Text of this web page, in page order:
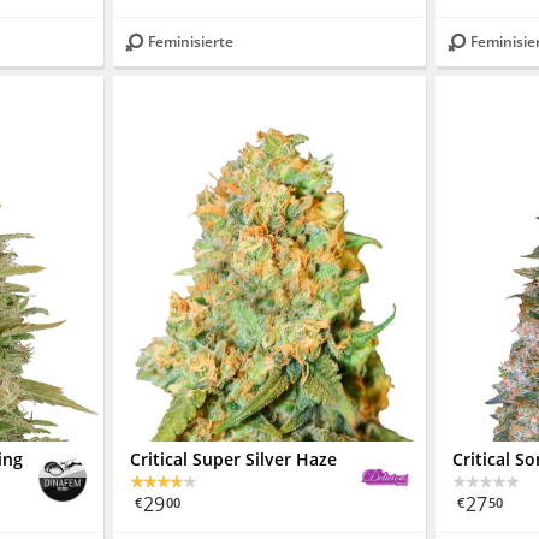
Feminisierte
Critical Super Silver Haze
€2900
Critical
€2750